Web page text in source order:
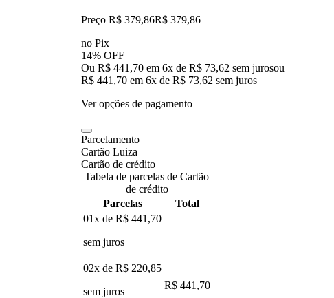
Preço R$ 379,86R$ 379,86
no Pix
14% OFF
Ou R$ 441,70 em 6x de R$ 73,62 sem jurosou
R$ 441,70 em 6x de R$ 73,62 sem juros
Ver opções de pagamento
Parcelamento
Cartão Luiza
Cartão de crédito
Tabela de parcelas de Cartão
de crédito
Parcelas
Total
01x de R$ 441,70
sem juros
02x de R$ 220,85
sem juros
R$ 441,70